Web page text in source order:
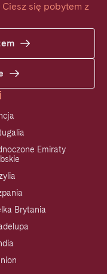
się pobytem z
Emiraty
Brytania